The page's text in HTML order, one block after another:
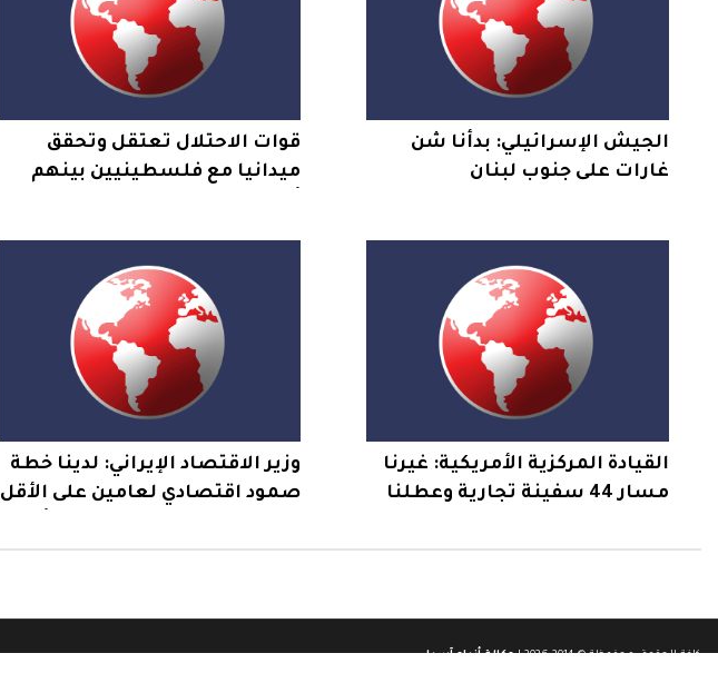
الجيش الإسرائيلي: بدأنا شن
غارات على جنوب لبنان
قوات الاحتلال تعتقل وتحقق
ميدانيا مع فلسطينيين بينهم
القيادة المركزية الأمريكية: غيرنا
مسار 44 سفينة تجارية وعطلنا
استئناف حصار إيران
وزير الاقتصاد الإيراني: لدينا خطة
صمود اقتصادي لعامين على الأقل
موارد الموازنة
كافة الحقوق محفوظة © 2014-2026 | وكالة أنباء آسيا.